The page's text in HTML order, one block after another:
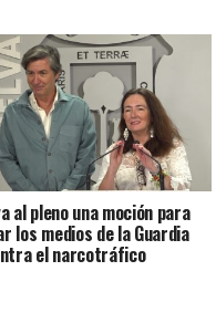
al pleno una moción para
los medios de la Guardia
el narcotráfico